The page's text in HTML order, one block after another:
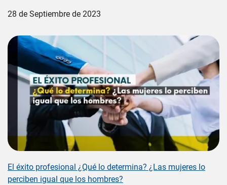
28 de Septiembre de 2023
Image
El éxito profesional ¿Qué lo determina? ¿Las mujeres lo
perciben igual que los hombres?